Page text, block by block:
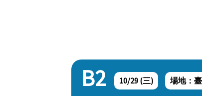
B2 10/29 (三) 場地：